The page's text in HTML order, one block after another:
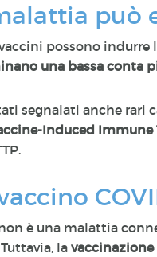
può
possono indurre
una bassa conta
segnalati anche rari
Induced
non è una malattia
la vaccinazione